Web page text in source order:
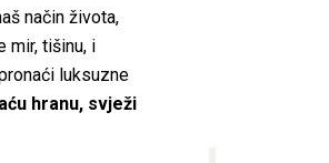
način života,
mir, tišinu, i
luksuzne
hranu, svježi